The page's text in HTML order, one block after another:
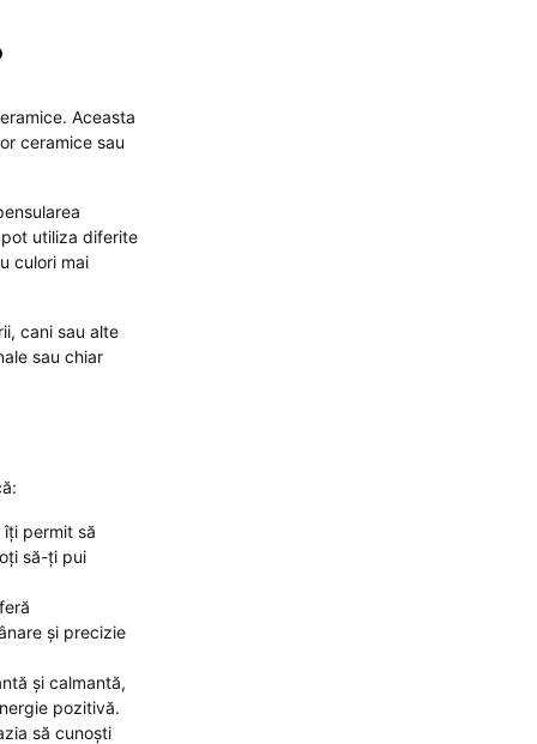
Aceasta
ceramice sau
utiliza diferite
culori mai
cani sau alte
sau chiar
permit să
să-ți pui
și precizie
și calmantă,
pozitivă.
să cunoști